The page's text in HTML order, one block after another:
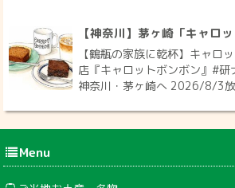
【神奈川】茅ヶ崎「キャロ
【鶴瓶の家族に乾杯】キャロ
店『キャロットボンボン』#
神奈川・茅ヶ崎へ 2026/8/3
Menu